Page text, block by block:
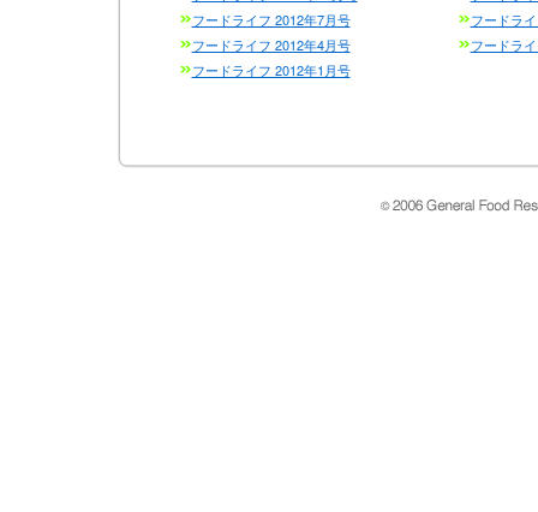
フードライフ 2012年7月号
フードラ
フードライフ 2012年4月号
フードラ
フードライフ 2012年1月号